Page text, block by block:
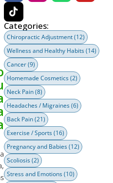
Categories:
Chiropractic Adjustment(12)
Wellness and Healthy Habits(14)
Cancer(9)
Homemade Cosmetics(2)
Neck Pain(8)
Headaches / Migraines(6)
Back Pain(21)
Exercise / Sports(16)
Pregnancy and Babies(12)
Scoliosis(2)
Stress and Emotions(10)